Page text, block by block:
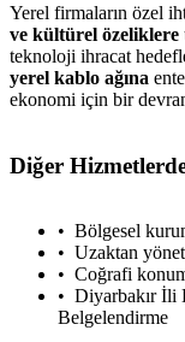
Yerel firmaların özel
ve kültürel özeliklere
teknoloji ihracat
yerel kablo ağına
ekonomi için bir
Diğer
Bölgesel
Uzaktan
Coğrafi
Diyarbakır İli
Belgelendirme